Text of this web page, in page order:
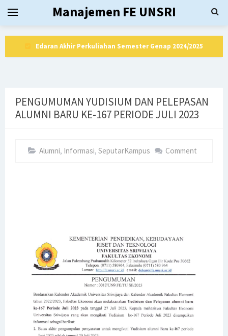
Manajemen FE UNSRI
Edaran Akhir Perkuliahan Semester Genap 2024/2025
Yudisium dan Pelepasan Alumni Baru Periode 177 Februari
PENGUMUMAN WISUDA UNIVERSITAS SRIWIJAYA KE-177
Sarjana dan Magister
Edaran Kegiatan Akademik Semester Genap 2024/2025
Fakultas Ekonomi Universitas Sriwijaya
PENGUMUMAN WISUDA UNIVERSITAS SRIWIJAYA PERIODE 176
SK Rektor tentang Penetapan Mahasiswa yang
PENGUMUMAN YUDISIUM DAN PELEPASAN
ALUMNI BARU KE-167 PERIODE JULI 2023
Alumni, Informasi, SeputarKampus Comment